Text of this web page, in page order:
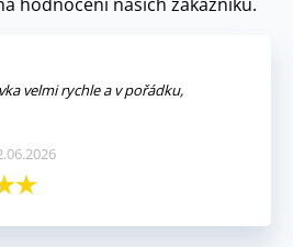
velmi rychle a v pořádku,